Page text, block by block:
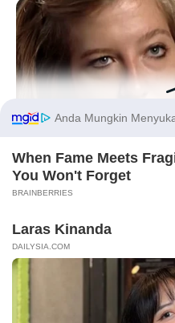
Tampil Lebih
Hasil Renovasi
90 Tahun
BUZZ DAY
Now
Before You Go